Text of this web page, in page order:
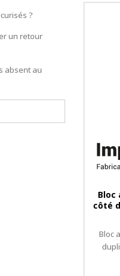
?
un retour
absent au
Bloc
côté
Bloc